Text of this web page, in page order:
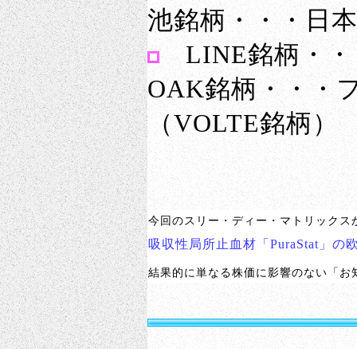
池銘柄・・・日
LINE銘柄・
OAK銘柄・・・
（VOLTE銘柄
今回のスリー・ディー・マトリックス
吸収性局所止血材「PuraStat」の
結果的に単なる株価に影響のない「